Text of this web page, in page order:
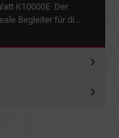
K10000E Der
Begleiter für di…